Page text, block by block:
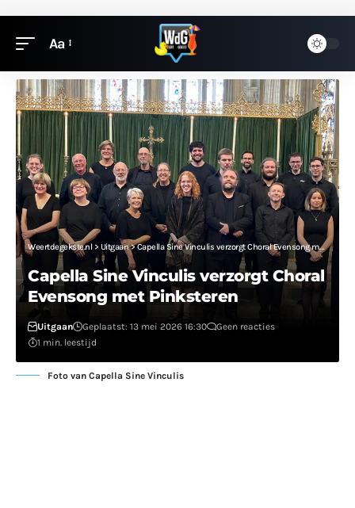
Aa
Weertdegekste.nl> Uitgaan>Capella Sine Vinculis verzorgt Choral Evensong met Pinksteren
Capella Sine Vinculis verzorgt Choral
Evensong met Pinksteren
Uitgaan Geplaatst: 13 mei 2026 16:30
Geen reacties
1 min. leestijd
Foto van Capella Sine Vinculis